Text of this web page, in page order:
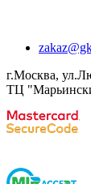
г.Москва,
ТЦ